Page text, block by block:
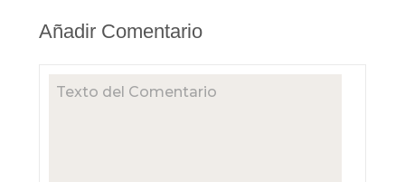
Añadir Comentario